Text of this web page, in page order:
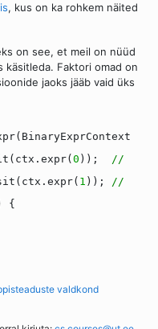
, kus on ka rohkem näited
on see, et meil on nüüd
käsitleda. Faktori omad on
jaoks jääb vaid üks
0 ));
//
1 ));
//
{
valdkond